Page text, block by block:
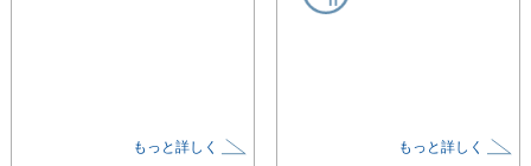
もっと詳しく もっと詳しく